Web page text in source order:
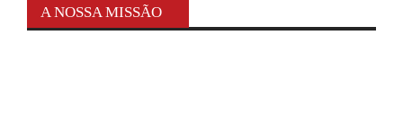
A NOSSA MISSÃO